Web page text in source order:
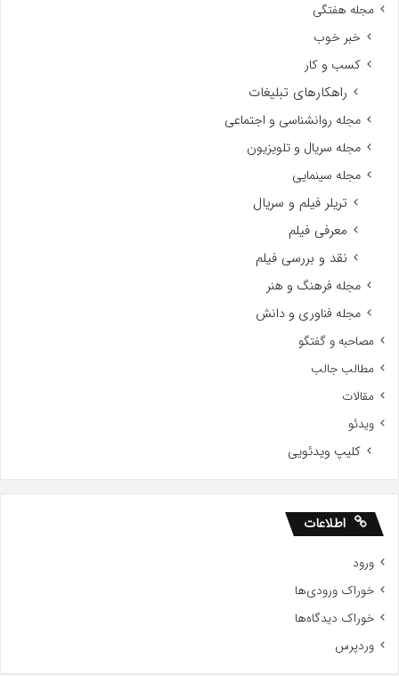
مجله هفتگی
خبر خوب
کسب و کار
راهکارهای تبلیغات
مجله روانشناسی و اجتماعی
مجله سریال و تلویزیون
مجله سینمایی
تریلر فیلم و سریال
معرفی فیلم
نقد و بررسی فیلم
مجله فرهنگ و هنر
مجله فناوری و دانش
مصاحبه و گفتگو
مطالب جالب
مقالات
ویدئو
کلیپ ویدئویی
اطلاعات
ورود
خوراک ورودی‌ها
خوراک دیدگاه‌ها
وردپرس